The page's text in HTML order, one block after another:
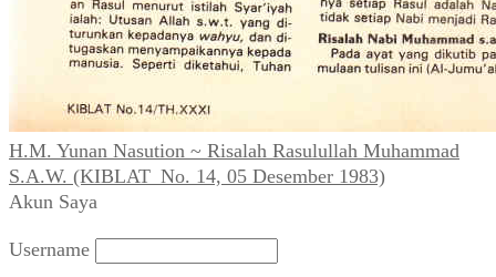
H.M. Yunan Nasution ~ Risalah Rasulullah Muhammad
S.A.W. (KIBLAT_No. 14, 05 Desember 1983)
Akun Saya
Username